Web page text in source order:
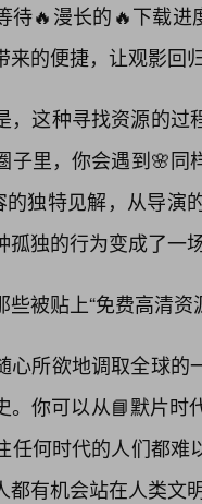
待🔥漫长的🔥下载进
来的便捷，让观影
，这种寻找资源的
子里，你会遇到🌸
的独特见解，从导
孤独的行为变成了一
些被贴上“免费高清
心所欲地调取全球
。你可以从📘默片
任何时代的人们都
都有机会站在人类文